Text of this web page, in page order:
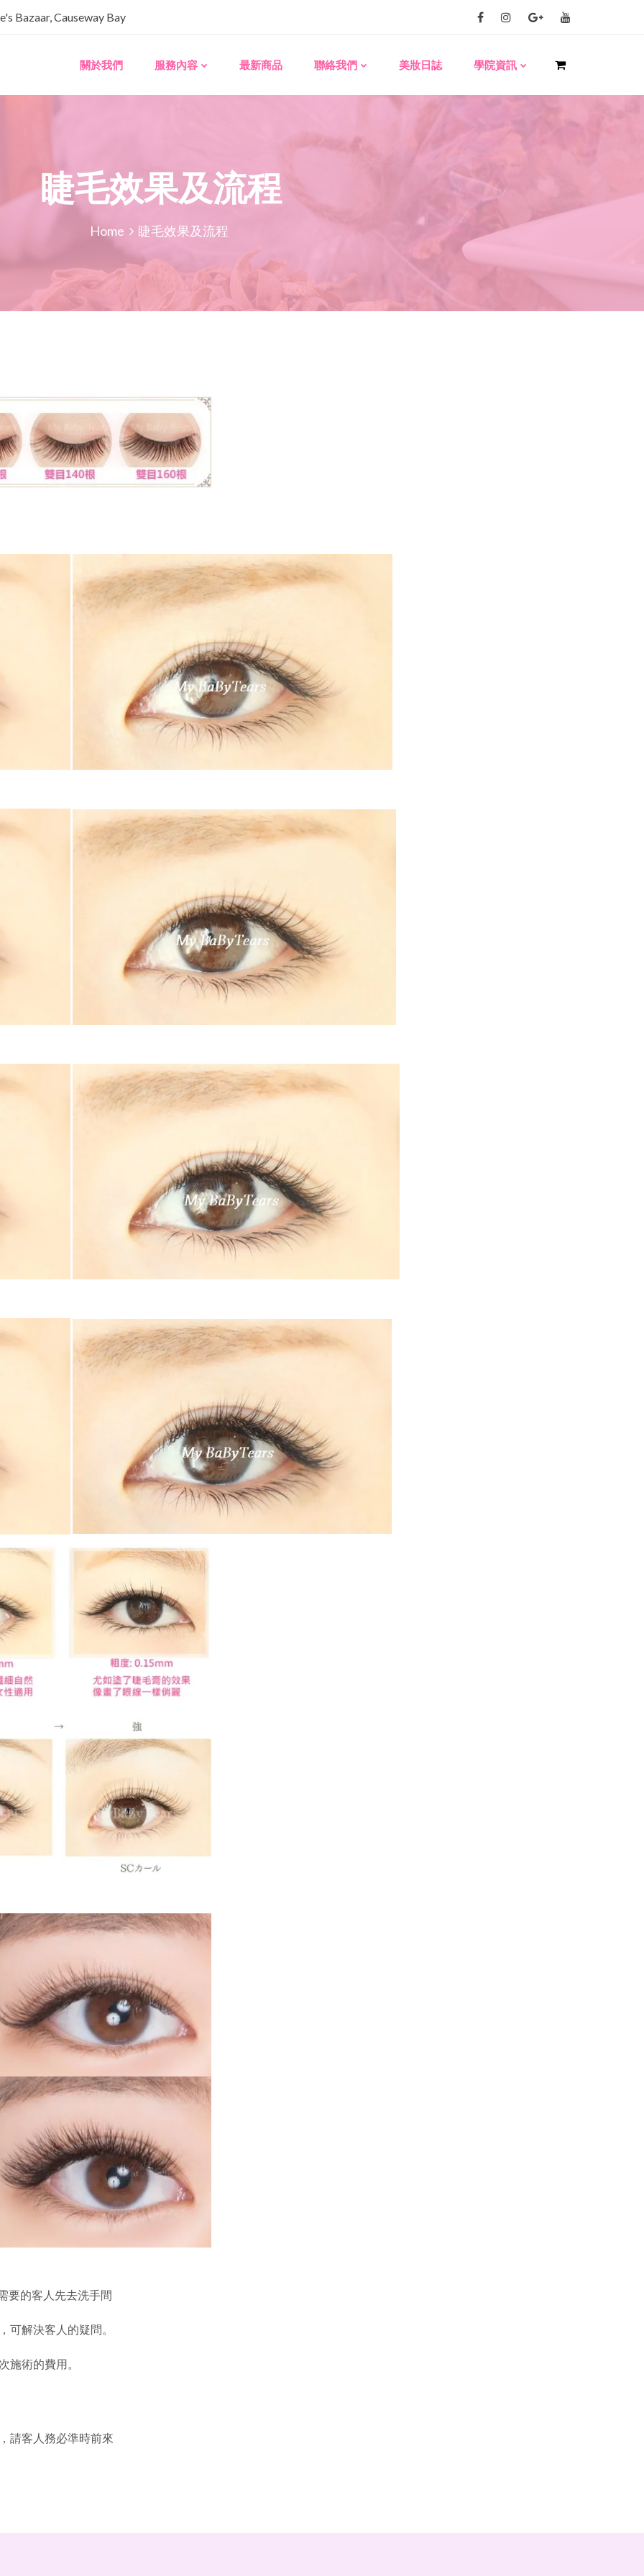
Bazaar, Causeway Bay
關於我們 服務內容 最新商品 聯絡我們 美妝日誌 學院資訊
睫毛效果及流程
Home 睫毛效果及流程
要的客人先去洗手間
可解決客人的疑問。
施術的費用。
請客人務必準時前來